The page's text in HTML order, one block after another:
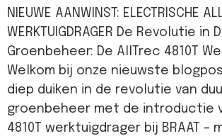
NIEUWE AANWINST: ELECTRISCHE
WERKTUIGDRAGER De Revolutie in
Groenbeheer: De AllTrec 4810T
Welkom bij onze nieuwste
diep duiken in de revolutie van
groenbeheer met de introductie
4810T werktuigdrager bij BRAAT –